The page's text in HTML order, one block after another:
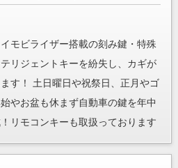
モビライザー搭載の刻み鍵・特殊
リジェントキーを紛失し、カギが
す！ 土日曜日や祝祭日、正月やゴ
やお盆も休まず自動車の鍵を年中
リモコンキーも取扱っております